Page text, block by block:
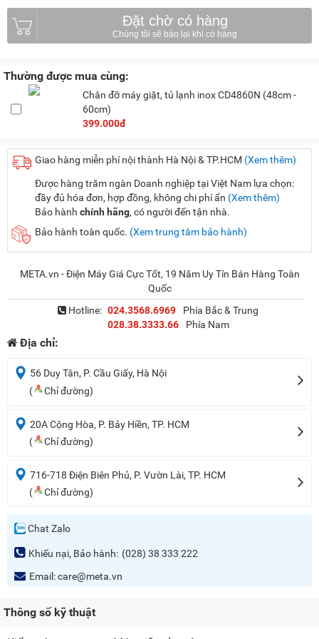
Đặt chờ có hàng
Thường được mua cùng:
Chân đỡ máy giặt, tủ lạnh inox CD4860N (48cm -
60cm)
399.000đ
Giao hàng miễn phí nội thành Hà Nội & TP.HCM (Xem thêm)
Được hàng trăm ngàn Doanh nghiệp tại Việt Nam lựa chọn:
đầy đủ hóa đơn, hợp đồng, không chi phí ẩn (Xem thêm)
Bảo hành chính hãng, có người đến tận nhà.
Bảo hành toàn quốc. (Xem trung tâm bảo hành)
META.vn - Điện Máy Giá Cực Tốt, 19 Năm Uy Tín Bán Hàng Toàn
Quốc
Hotline: 024.3568.6969
Phía Bắc & Trung
028.38.3333.66
Phía Nam
Địa chỉ:
56 Duy Tân, P. Cầu Giấy, Hà Nội
(
Chỉ đường)
20A Cộng Hòa, P. Bảy Hiền, TP. HCM
(
Chỉ đường)
716-718 Điện Biên Phủ, P. Vườn Lài, TP. HCM
(
Chỉ đường)
Chat Zalo
Khiếu nại, Bảo hành: (028) 38 333 222
Email:care@meta.vn
Thông số kỹ thuật